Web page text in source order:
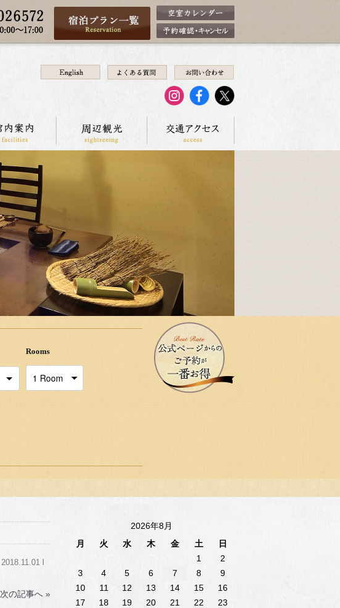
Rooms
2018.11.01 l
次の記事へ »
2026年8月
月
火 水 木 金 土
日
1
2
3
4 5 6 7 8
9
10
11 12 13 14 15
16
17
18 19 20 21 22
23